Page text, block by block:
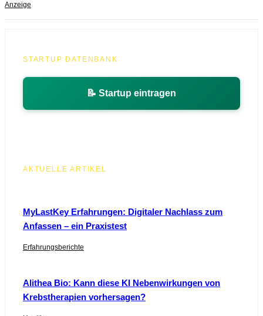
Anzeige
STARTUP DATENBANK
📝 Startup eintragen
AKTUELLE ARTIKEL
MyLastKey Erfahrungen: Digitaler Nachlass zum
Anfassen – ein Praxistest
Erfahrungsberichte
Alithea Bio: Kann diese KI Nebenwirkungen von
Krebstherapien vorhersagen?